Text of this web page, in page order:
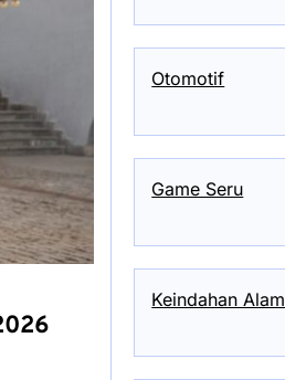
Otomotif
Game Seru
Keindahan Alam